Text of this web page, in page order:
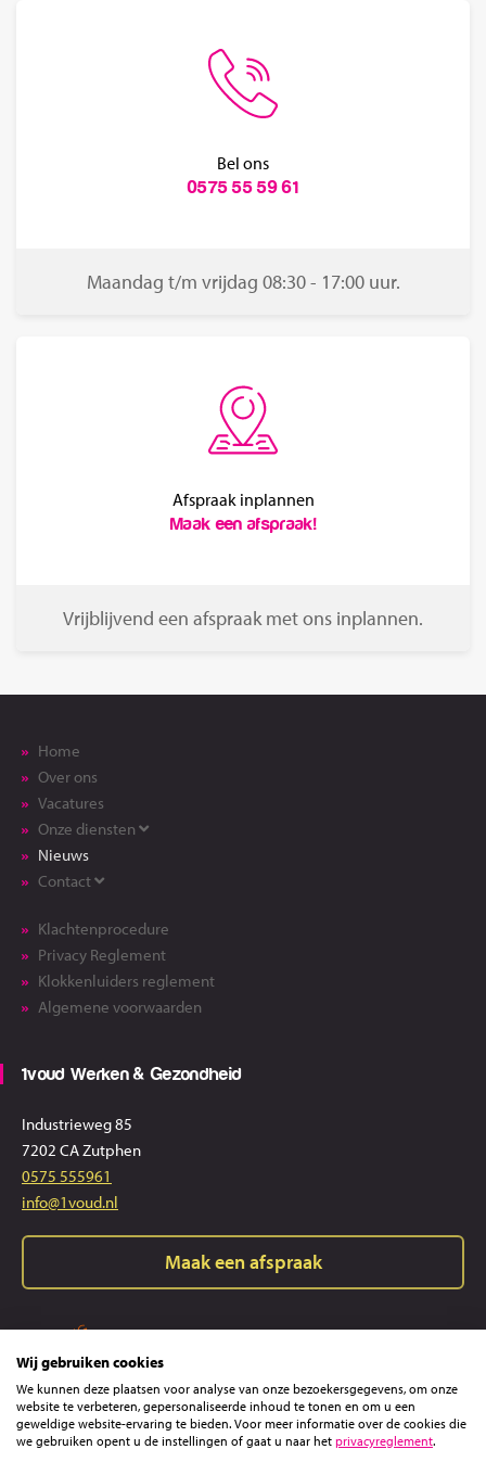
Bel ons
0575 55 59 61
Maandag t/m vrijdag 08:30 - 17:00 uur.
Afspraak inplannen
Maak een afspraak!
Vrijblijvend een afspraak met ons inplannen.
Home
Over ons
Vacatures
Onze diensten
Nieuws
Contact
Klachtenprocedure
Privacy Reglement
Klokkenluiders reglement
Algemene voorwaarden
1voud Werken & Gezondheid
Industrieweg 85
7202 CA Zutphen
0575 555961
info@1voud.nl
Maak een afspraak
Wij gebruiken cookies
We kunnen deze plaatsen voor analyse van onze bezoekersgegevens, om onze
website te verbeteren, gepersonaliseerde inhoud te tonen en om u een
geweldige website-ervaring te bieden. Voor meer informatie over de cookies die
we gebruiken opent u de instellingen of gaat u naar het privacyreglement.